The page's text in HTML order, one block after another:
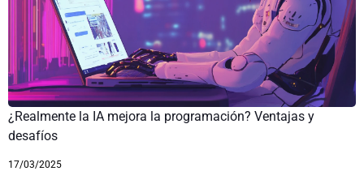
¿Realmente la IA mejora la programación? Ventajas y
desafíos
17/03/2025